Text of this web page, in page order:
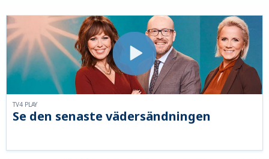
Se den senaste vädersändningen
TV4 PLAY